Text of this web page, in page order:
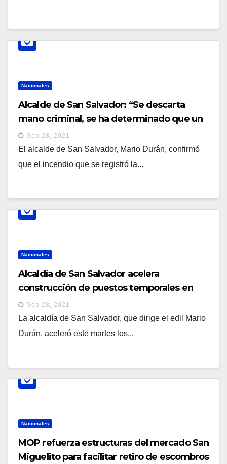
Nacionales
Alcalde de San Salvador: “Se descarta
mano criminal, se ha determinado que un
cortocircuito fue el causante del incendio
en San Miguelito”
Sep 28, 2021
El alcalde de San Salvador, Mario Durán, confirmó
que el incendio que se registró la...
Nacionales
Alcaldía de San Salvador acelera
construcción de puestos temporales en
San Miguelito
Sep 28, 2021
La alcaldía de San Salvador, que dirige el edil Mario
Durán, aceleró este martes los...
Nacionales
MOP refuerza estructuras del mercado San
Miguelito para facilitar retiro de escombros